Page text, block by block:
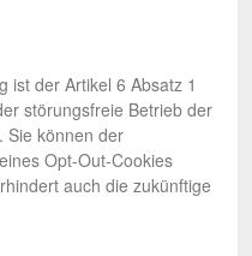
ist der Artikel 6 Absatz 1
störungsfreie Betrieb der
Sie können der
Opt-Out-Cookies
auch die zukünftige